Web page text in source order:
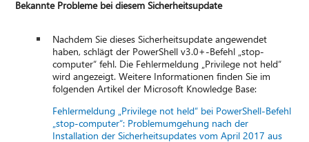
Bekannte Probleme bei diesem Sicherheitsupdate
Nachdem Sie dieses Sicherheitsupdate angewendet
haben, schlägt der PowerShell v3.0+-Befehl „stop-
computer“ fehl. Die Fehlermeldung „Privilege not held“
wird angezeigt. Weitere Informationen finden Sie im
folgenden Artikel der Microsoft Knowledge Base:
Fehlermeldung „Privilege not held“ bei PowerShell-Befehl
„stop-computer“: Problemumgehung nach der
Installation der Sicherheitsupdates vom April 2017 aus